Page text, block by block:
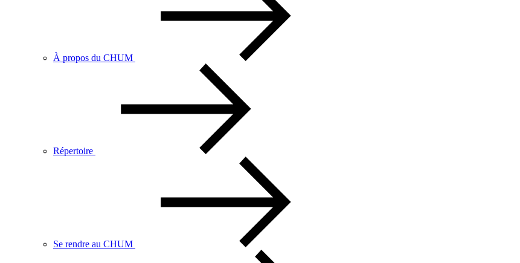
À propos du CHUM
Répertoire
Se rendre au CHUM